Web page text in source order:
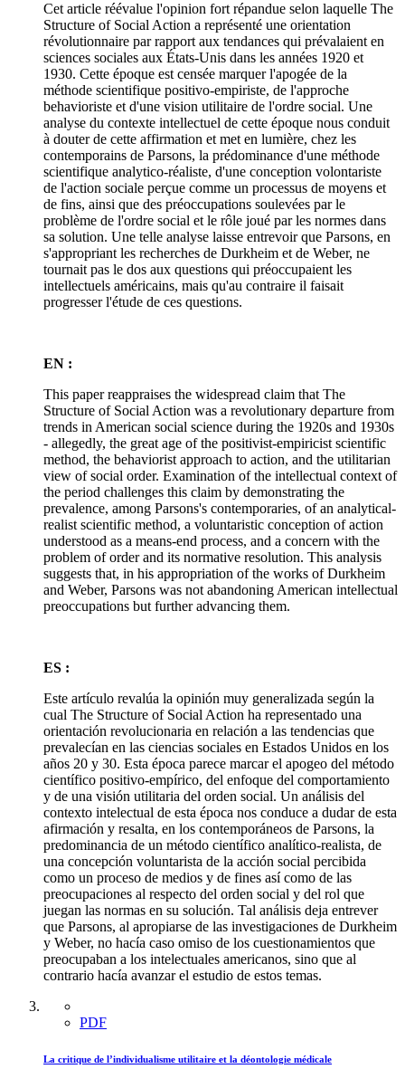
Cet article réévalue l'opinion fort répandue selon laquelle The
Structure of Social Action a représenté une orientation
révolutionnaire par rapport aux tendances qui prévalaient en
sciences sociales aux États-Unis dans les années 1920 et
1930. Cette époque est censée marquer l'apogée de la
méthode scientifique positivo-empiriste, de l'approche
behavioriste et d'une vision utilitaire de l'ordre social. Une
analyse du contexte intellectuel de cette époque nous conduit
à douter de cette affirmation et met en lumière, chez les
contemporains de Parsons, la prédominance d'une méthode
scientifique analytico-réaliste, d'une conception volontariste
de l'action sociale perçue comme un processus de moyens et
de fins, ainsi que des préoccupations soulevées par le
problème de l'ordre social et le rôle joué par les normes dans
sa solution. Une telle analyse laisse entrevoir que Parsons, en
s'appropriant les recherches de Durkheim et de Weber, ne
tournait pas le dos aux questions qui préoccupaient les
intellectuels américains, mais qu'au contraire il faisait
progresser l'étude de ces questions.
EN :
This paper reappraises the widespread claim that The
Structure of Social Action was a revolutionary departure from
trends in American social science during the 1920s and 1930s
- allegedly, the great age of the positivist-empiricist scientific
method, the behaviorist approach to action, and the utilitarian
view of social order. Examination of the intellectual context of
the period challenges this claim by demonstrating the
prevalence, among Parsons's contemporaries, of an analytical-
realist scientific method, a voluntaristic conception of action
understood as a means-end process, and a concern with the
problem of order and its normative resolution. This analysis
suggests that, in his appropriation of the works of Durkheim
and Weber, Parsons was not abandoning American intellectual
preoccupations but further advancing them.
ES :
Este artículo revalúa la opinión muy generalizada según la
cual The Structure of Social Action ha representado una
orientación revolucionaria en relación a las tendencias que
prevalecían en las ciencias sociales en Estados Unidos en los
años 20 y 30. Esta época parece marcar el apogeo del método
científico positivo-empírico, del enfoque del comportamiento
y de una visión utilitaria del orden social. Un análisis del
contexto intelectual de esta época nos conduce a dudar de esta
afirmación y resalta, en los contemporáneos de Parsons, la
predominancia de un método científico analítico-realista, de
una concepción voluntarista de la acción social percibida
como un proceso de medios y de fines así como de las
preocupaciones al respecto del orden social y del rol que
juegan las normas en su solución. Tal análisis deja entrever
que Parsons, al apropiarse de las investigaciones de Durkheim
y Weber, no hacía caso omiso de los cuestionamientos que
preocupaban a los intelectuales americanos, sino que al
contrario hacía avanzar el estudio de estos temas.
PDF
La critique de l’individualisme utilitaire et la déontologie médicale